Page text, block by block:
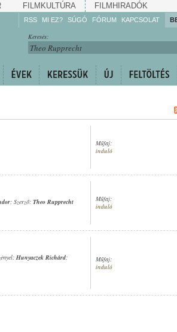
FILMKULTÚRA FILMHIRADÓK
RSS MI EZ? SÚGÓ
Gyarapítsa!
Kövesse!
FÓRUM KAPCSOLAT
Keresés:
Műfaj:
induló
; Szerző: Theo Rupprecht
Műfaj:
induló
Hunyaczek Richárd;
Műfaj:
induló